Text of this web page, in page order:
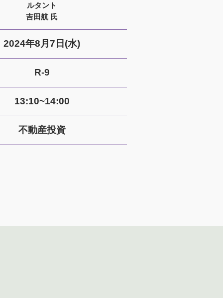
ルタント
吉田航 氏
2024年8月7日(水)
R-9
13:10~14:00
不動産投資